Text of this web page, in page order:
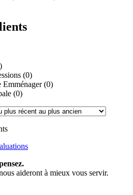
(0)
Emménager (0)
(0)
aideront à mieux vous servir.